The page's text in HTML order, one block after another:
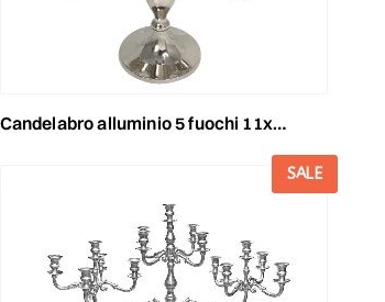
candelabro alluminio 5 fuochi 11x24 cm h.31 cm mira argento luc
SALE